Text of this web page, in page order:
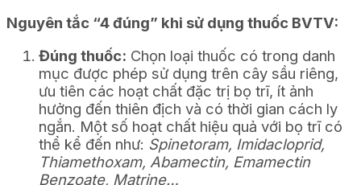
Nguyên tắc “4 đúng” khi sử dụng thuốc BVTV:
Đúng thuốc: Chọn loại thuốc có trong danh
mục được phép sử dụng trên cây sầu riêng,
ưu tiên các hoạt chất đặc trị bọ trĩ, ít ảnh
hưởng đến thiên địch và có thời gian cách ly
ngắn. Một số hoạt chất hiệu quả với bọ trĩ có
thể kể đến như: Spinetoram, Imidacloprid,
Thiamethoxam, Abamectin, Emamectin
Benzoate, Matrine…